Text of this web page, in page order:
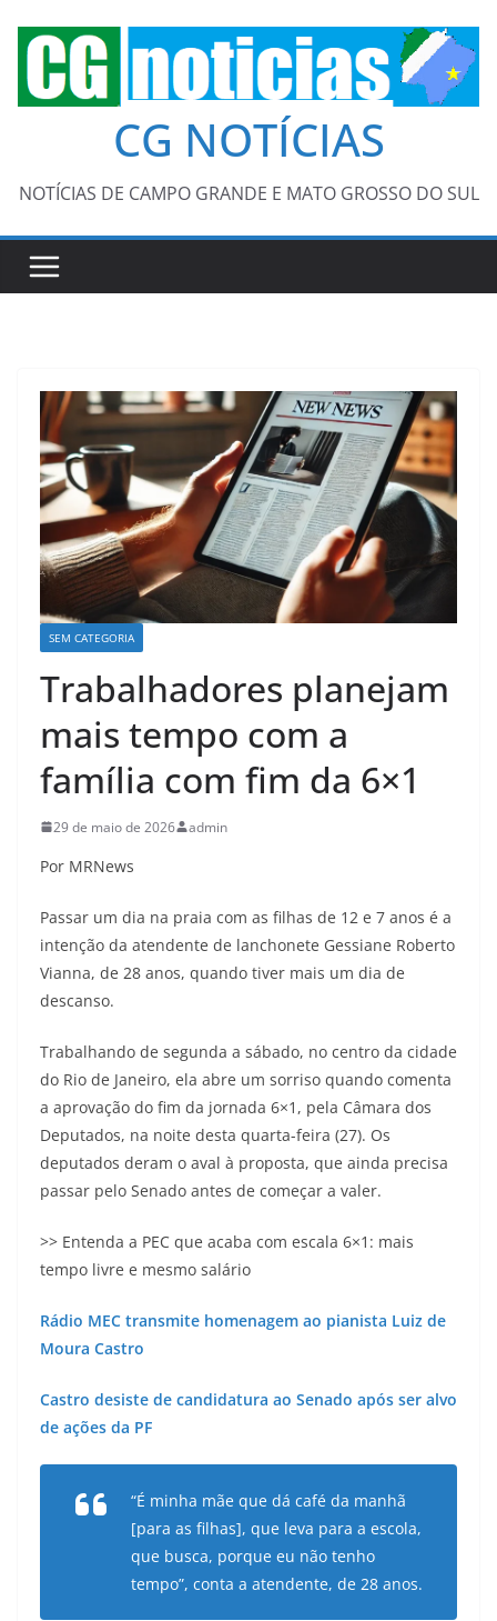
para
conteúdo
CG NOTÍCIAS
NOTÍCIAS DE CAMPO GRANDE E MATO GROSSO DO SUL
SEM CATEGORIA
Trabalhadores planejam
mais tempo com a
família com fim da 6×1
29 de maio de 2026 admin
Por MRNews
Passar um dia na praia com as filhas de 12 e 7 anos é a
intenção da atendente de lanchonete Gessiane Roberto
Vianna, de 28 anos, quando tiver mais um dia de
descanso.
Trabalhando de segunda a sábado, no centro da cidade
do Rio de Janeiro, ela abre um sorriso quando comenta
a aprovação do fim da jornada 6×1, pela Câmara dos
Deputados, na noite desta quarta-feira (27). Os
deputados deram o aval à proposta, que ainda precisa
passar pelo Senado antes de começar a valer.
>> Entenda a PEC que acaba com escala 6×1: mais
tempo livre e mesmo salário
Rádio MEC transmite homenagem ao pianista Luiz de
Moura Castro
Castro desiste de candidatura ao Senado após ser alvo
de ações da PF
“É minha mãe que dá café da manhã
[para as filhas], que leva para a escola,
que busca, porque eu não tenho
tempo”, conta a atendente, de 28 anos.